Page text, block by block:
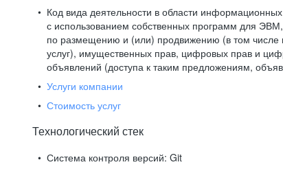
Код вида деятельности в области информационных
с использованием собственных программ для
по размещению и (или) продвижению (в том числе
услуг), имущественных прав, цифровых прав и
объявлений (доступа к таким предложениям,
Услуги компании
Стоимость услуг
Технологический стек
Система контроля версий: Git